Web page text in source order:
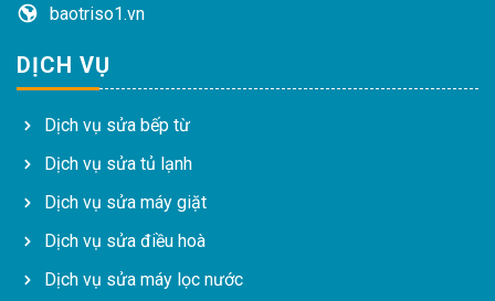
baotriso1.vn
DỊCH VỤ
Dịch vụ sửa bếp từ
Dịch vụ sửa tủ lạnh
Dịch vụ sửa máy giặt
Dịch vụ sửa điều hoà
Dịch vụ sửa máy lọc nước